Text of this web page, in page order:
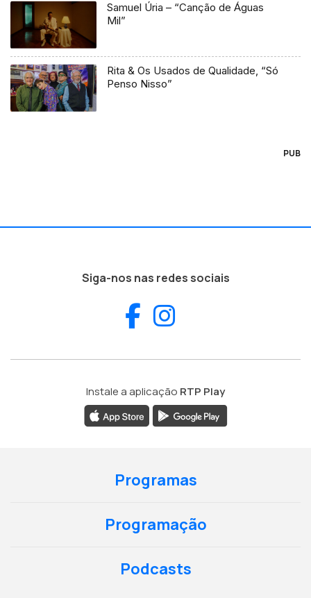
Samuel Úria – “Canção de Águas
Mil”
Rita & Os Usados de Qualidade, “Só
Penso Nisso”
PUB
Siga-nos nas redes sociais
Facebook
Instale a aplicação RTP Play
Programas
Programação
Podcasts